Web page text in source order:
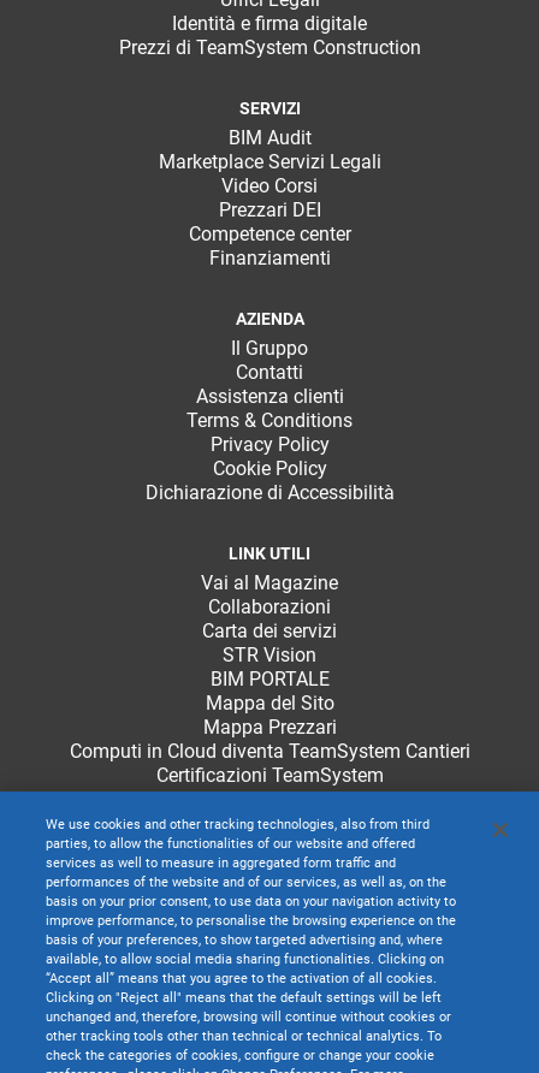
Identità e firma digitale
Prezzi di TeamSystem Construction
SERVIZI
BIM Audit
Marketplace Servizi Legali
Video Corsi
Prezzari DEI
Competence center
Finanziamenti
AZIENDA
Il Gruppo
Contatti
Assistenza clienti
Terms & Conditions
Privacy Policy
Cookie Policy
Dichiarazione di Accessibilità
LINK UTILI
Vai al Magazine
Collaborazioni
Carta dei servizi
STR Vision
BIM PORTALE
Mappa del Sito
Mappa Prezzari
Computi in Cloud diventa TeamSystem Cantieri
Certificazioni TeamSystem
We use cookies and other tracking technologies, also from third
parties, to allow the functionalities of our website and offered
services as well to measure in aggregated form traffic and
performances of the website and of our services, as well as, on the
basis on your prior consent, to use data on your navigation activity to
improve performance, to personalise the browsing experience on the
basis of your preferences, to show targeted advertising and, where
available, to allow social media sharing functionalities. Clicking on
“Accept all” means that you agree to the activation of all cookies.
Clicking on "Reject all" means that the default settings will be left
unchanged and, therefore, browsing will continue without cookies or
other tracking tools other than technical or technical analytics. To
check the categories of cookies, configure or change your cookie